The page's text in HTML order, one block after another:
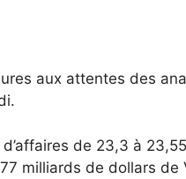
aux attentes des
de 23,3 à
milliards de dollars de